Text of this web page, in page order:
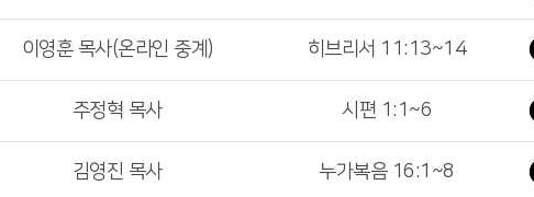
이영훈 목사(온라인 중계) 히브리서 11:13~14
주정혁 목사 시편 1:1~6
김영진 목사 누가복음 16:1~8